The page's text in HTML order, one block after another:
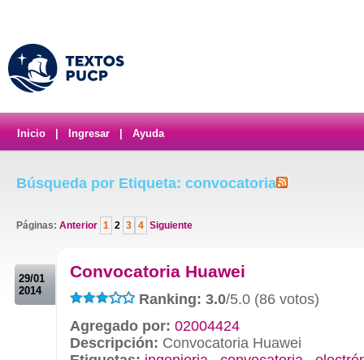
Inicio Ingresar Ayuda
Búsqueda por Etiqueta: convocatoria
Páginas: Anterior 1 2 3 4 Siguiente
29/01
2014
Convocatoria Huawei
Ranking: 3.0/5.0 (86 votos)
Agregado por: 02004424
Descripción: Convocatoria Huawei